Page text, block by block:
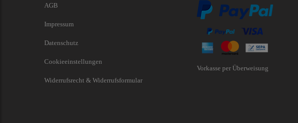
AGB
Impressum
Datenschutz
Cookieeinstellungen
Widerrufsrecht & Widerrufsformular
Vorkasse per Überweisung